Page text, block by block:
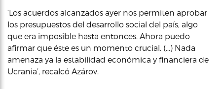
‘Los acuerdos alcanzados ayer nos permiten aprobar
los presupuestos del desarrollo social del país, algo
que era imposible hasta entonces. Ahora puedo
afirmar que éste es un momento crucial. (…) Nada
amenaza ya la estabilidad económica y financiera de
Ucrania’, recalcó Azárov.